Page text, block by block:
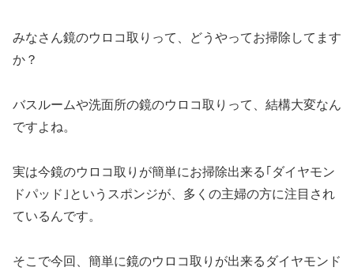
みなさん鏡のウロコ取り って、どうやってお掃除してます
か？
バスルームや洗面所の鏡のウロコ取りって、結構大変なん
ですよね。
実は今鏡のウロコ取りが簡単にお掃除出来る ｢ダイヤモン
ドパッド｣ というスポンジが、多くの主婦の方に注目され
ているんです。
そこで今回、 簡単に鏡のウロコ取りが出来るダイヤモンド